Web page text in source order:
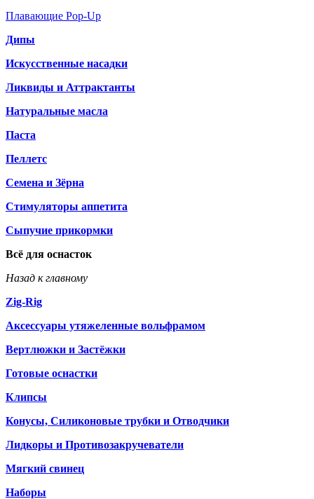
Плавающие Pop-Up
Дипы
Искусственные насадки
Ликвиды и Аттрактанты
Натуральные масла
Паста
Пеллетс
Семена и Зёрна
Стимуляторы аппетита
Сыпучие прикормки
Всё для оснасток
Назад к главному
Zig-Rig
Аксессуары утяжеленные вольфрамом
Вертлюжки и Застёжки
Готовые оснастки
Клипсы
Конусы, Силиконовые трубки и Отводчики
Лидкоры и Противозакручеватели
Мягкий свинец
Наборы